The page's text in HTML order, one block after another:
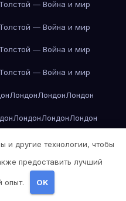
— Война и мир
— Война и мир
— Война и мир
— Война и мир
ЛондонЛондонЛондон
ЛондонЛондонЛондон
Анджелес
АнджелесЛос-Анджелес
АнджелесЛос-Анджелес
и другие технологии, чтобы
предоставить лучший
опыт. OK